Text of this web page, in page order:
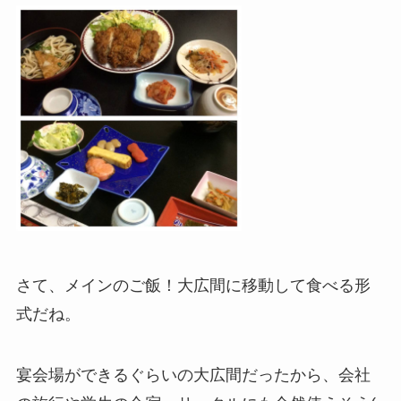
さて、メインのご飯！大広間に移動して食べる形
式だね。
宴会場ができるぐらいの大広間だったから、会社